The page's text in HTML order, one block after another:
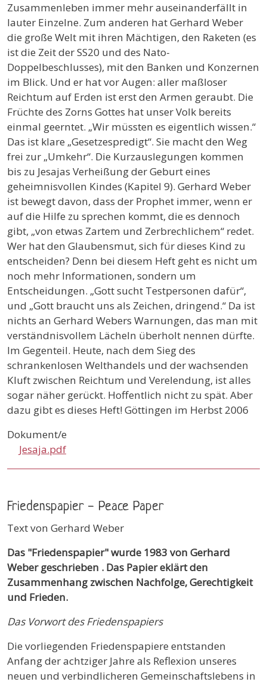
Zusammenleben immer mehr auseinanderfällt in
lauter Einzelne. Zum anderen hat Gerhard Weber
die große Welt mit ihren Mächtigen, den Raketen (es
ist die Zeit der SS20 und des Nato-
Doppelbeschlusses), mit den Banken und Konzernen
im Blick. Und er hat vor Augen: aller maßloser
Reichtum auf Erden ist erst den Armen geraubt. Die
Früchte des Zorns Gottes hat unser Volk bereits
einmal geerntet. „Wir müssten es eigentlich wissen.“
Das ist klare „Gesetzespredigt“. Sie macht den Weg
frei zur „Umkehr“. Die Kurzauslegungen kommen
bis zu Jesajas Verheißung der Geburt eines
geheimnisvollen Kindes (Kapitel 9). Gerhard Weber
ist bewegt davon, dass der Prophet immer, wenn er
auf die Hilfe zu sprechen kommt, die es dennoch
gibt, „von etwas Zartem und Zerbrechlichem“ redet.
Wer hat den Glaubensmut, sich für dieses Kind zu
entscheiden? Denn bei diesem Heft geht es nicht um
noch mehr Informationen, sondern um
Entscheidungen. „Gott sucht Testpersonen dafür“,
und „Gott braucht uns als Zeichen, dringend.“ Da ist
nichts an Gerhard Webers Warnungen, das man mit
verständnisvollem Lächeln überholt nennen dürfte.
Im Gegenteil. Heute, nach dem Sieg des
schrankenlosen Welthandels und der wachsenden
Kluft zwischen Reichtum und Verelendung, ist alles
sogar näher gerückt. Hoffentlich nicht zu spät. Aber
dazu gibt es dieses Heft! Göttingen im Herbst 2006
Dokument/e
Jesaja.pdf
Friedenspapier - Peace Paper
Text von Gerhard Weber
Das "Friedenspapier" wurde 1983 von Gerhard
Weber geschrieben . Das Papier eklärt den
Zusammenhang zwischen Nachfolge, Gerechtigkeit
und Frieden.
Das Vorwort des Friedenspapiers
Die vorliegenden Friedenspapiere entstanden
Anfang der achtziger Jahre als Reflexion unseres
neuen und verbindlicheren Gemeinschaftslebens in